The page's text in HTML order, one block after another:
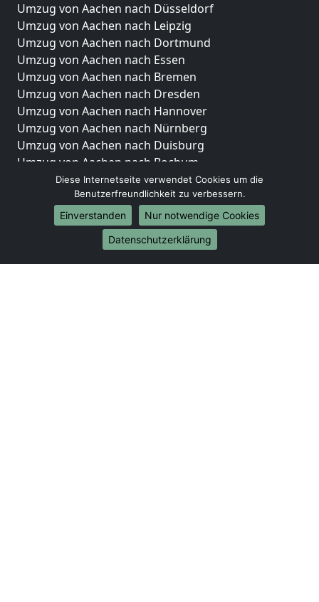
Umzug von Aachen nach Düsseldorf
Umzug von Aachen nach Leipzig
Umzug von Aachen nach Dortmund
Umzug von Aachen nach Essen
Umzug von Aachen nach Bremen
Umzug von Aachen nach Dresden
Umzug von Aachen nach Hannover
Umzug von Aachen nach Nürnberg
Umzug von Aachen nach Duisburg
Umzug von Aachen nach Bochum
Umzug von Aachen nach Wuppertal
Umzug von Aachen nach Bielefeld
Umzug von Aachen nach Bonn
Umzug von Aachen nach Münster
Diese Internetseite verwendet Cookies um die
Benutzerfreundlichkeit zu verbessern.
Einverstanden
Nur notwendige Cookies
Datenschutzerklärung